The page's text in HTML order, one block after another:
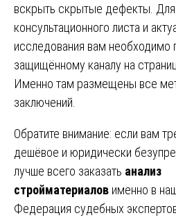
вскрыть скрытые дефекты. Для
консультационного листа и
исследования вам необходимо
защищённому каналу на
Именно там размещены все
заключений.
Обратите внимание: если вам
дешёвое и юридически
лучше всего заказать анализ
стройматериалов именно в
Федерация судебных